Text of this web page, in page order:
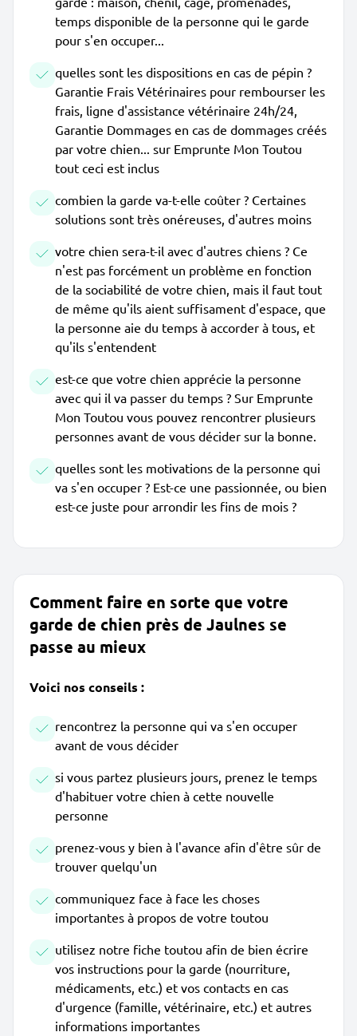
temps disponible de la personne qui le garde
pour s'en occuper...
quelles sont les dispositions en cas de pépin ?
Garantie Frais Vétérinaires pour rembourser les
frais, ligne d'assistance vétérinaire 24h/24,
Garantie Dommages en cas de dommages créés
par votre chien... sur Emprunte Mon Toutou
tout ceci est inclus
combien la garde va-t-elle coûter ? Certaines
solutions sont très onéreuses, d'autres moins
votre chien sera-t-il avec d'autres chiens ? Ce
n'est pas forcément un problème en fonction
de la sociabilité de votre chien, mais il faut tout
de même qu'ils aient suffisament d'espace, que
la personne aie du temps à accorder à tous, et
qu'ils s'entendent
est-ce que votre chien apprécie la personne
avec qui il va passer du temps ? Sur Emprunte
Mon Toutou vous pouvez rencontrer plusieurs
personnes avant de vous décider sur la bonne.
quelles sont les motivations de la personne qui
va s'en occuper ? Est-ce une passionnée, ou bien
est-ce juste pour arrondir les fins de mois ?
Comment faire en sorte que votre
garde de chien près de Jaulnes se
passe au mieux
Voici nos conseils :
rencontrez la personne qui va s'en occuper
avant de vous décider
si vous partez plusieurs jours, prenez le temps
d'habituer votre chien à cette nouvelle
personne
prenez-vous y bien à l'avance afin d'être sûr de
trouver quelqu'un
communiquez face à face les choses
importantes à propos de votre toutou
utilisez notre fiche toutou afin de bien écrire
vos instructions pour la garde (nourriture,
médicaments, etc.) et vos contacts en cas
d'urgence (famille, vétérinaire, etc.) et autres
informations importantes